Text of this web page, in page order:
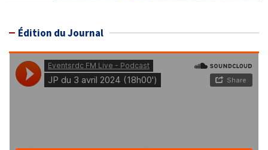
Édition du Journal